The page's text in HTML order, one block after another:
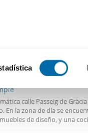
buscar
personales y
su consentimiento
calle Passeig de
la zona de día se
de diseño, y una